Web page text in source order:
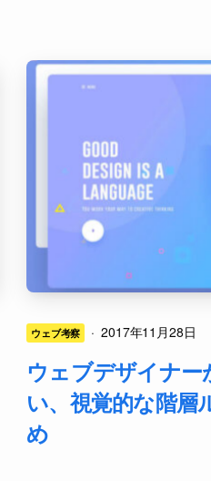
ウェブ考察 · 2017年11月28日
ウェブデザイナー
い、視覚的な階層
め